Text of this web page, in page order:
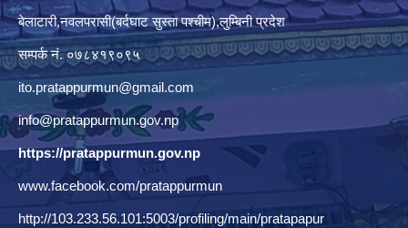
बेलाटारी,नवलपरासी(बर्दघाट सुस्ता पश्चीम),लुम्बिनी प्रदेश
सम्पर्क नं. ०७८४१९०९५
ito.pratappurmun@gmail.com
info@pratappurmun.gov.np
https://pratappurmun.gov.np
www.facebook.com/pratappurmun
http://103.233.56.101:5003/profiling/main/pratapapur